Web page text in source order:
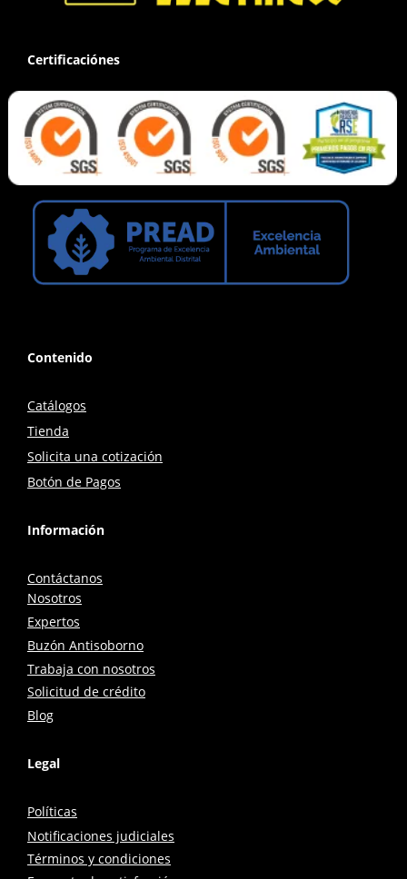
Certificaciónes
Contenido
Catálogos
Tienda
Solicita una cotización
Botón de Pagos
Información
Contáctanos
Nosotros
Expertos
Buzón Antisoborno
Trabaja con nosotros
Solicitud de crédito
Blog
Legal
Políticas
Notificaciones judiciales
Términos y condiciones